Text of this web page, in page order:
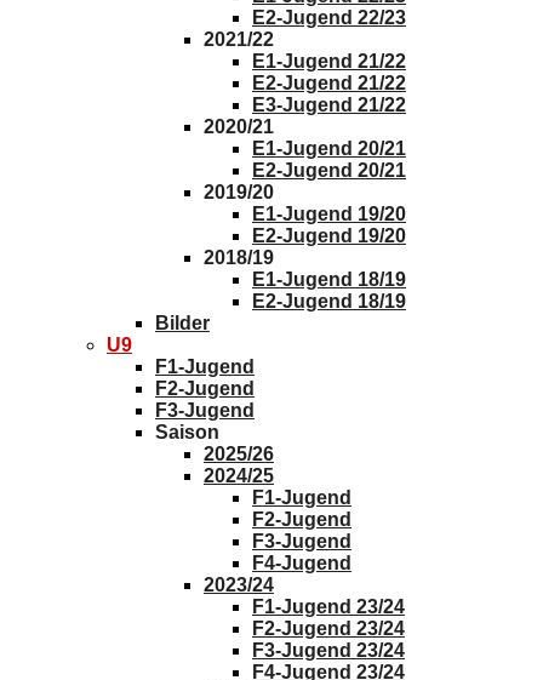
E2-Jugend 22/23
2021/22
E1-Jugend 21/22
E2-Jugend 21/22
E3-Jugend 21/22
2020/21
E1-Jugend 20/21
E2-Jugend 20/21
2019/20
E1-Jugend 19/20
E2-Jugend 19/20
2018/19
E1-Jugend 18/19
E2-Jugend 18/19
Bilder
U9
F1-Jugend
F2-Jugend
F3-Jugend
Saison
2025/26
2024/25
F1-Jugend
F2-Jugend
F3-Jugend
F4-Jugend
2023/24
F1-Jugend 23/24
F2-Jugend 23/24
F3-Jugend 23/24
F4-Jugend 23/24